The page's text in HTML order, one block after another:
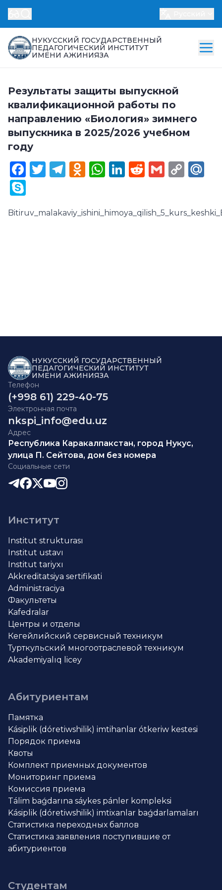
НУКУССКИЙ ГОСУДАРСТВЕННЫЙ
ПЕДАГОГИЧЕСКИЙ ИНСТИТУТ
ИМЕНИ АЖИНИЯЗА
Результаты защиты выпускной
квалификационной работы по
направлению «Биология» зимнего
выпускника в 2025/2026 учебном
году
Facebook
Twitter
Telegram
Odnoklassniki
WhatsApp
LinkedIn
Reddit
Gmail
НУКУССКИЙ ГОСУДАРСТВЕННЫЙ
ПЕДАГОГИЧЕСКИЙ ИНСТИТУТ
ИМЕНИ АЖИНИЯЗА
Телефон
(+998 61) 229-40-75
Электронная почта
nkspi_info@edu.uz
Адрес
Республика Каракалпакстан, город Нукус,
улица П. Сейтова, дом без номера
Социальные сети
Институт
Institut strukturası
Institut ustavı
Institut tariyxı
Akkreditatsiya sertifikati
Administraciya
Факультеты
Kafedralar
Центры и отделы
Кегейлийский сервисный техникум
Турткульский многоотраслевой техникум
Akademiyalıq licey
Абитуриентам
Памятка
Kásiplik (dóretiwshilik) imtihanlar ótkeriw kestesi
Порядок приема
Квоты
Комплект приемных документов
Мониторинг приема
Комиссия приема
Tálim baǵdarına sáykes pánler kompleksi
Kásiplik (dóretiwshilik) imtixanlar baǵdarlamaları
Статистика переходных баллов
Статистика заявления поступившие от
абитуриентов
Студентам